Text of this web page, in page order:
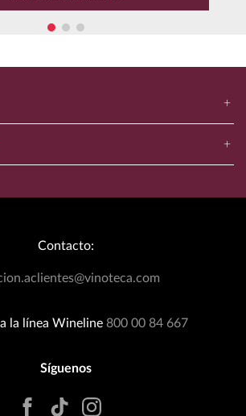
+
física
+
Contacto:
la línea Wineline 800 00 84 667
Síguenos